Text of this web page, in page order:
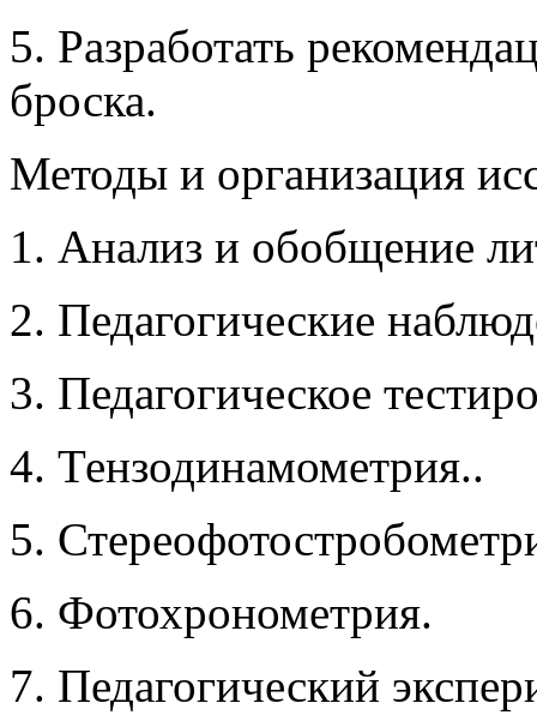
5. Разработать
броска.
Методы и организация
1. Анализ и обобщение
2. Педагогические
3. Педагогическое
4. Тензодинамометрия..
5.
6. Фотохронометрия.
7. Педагогический